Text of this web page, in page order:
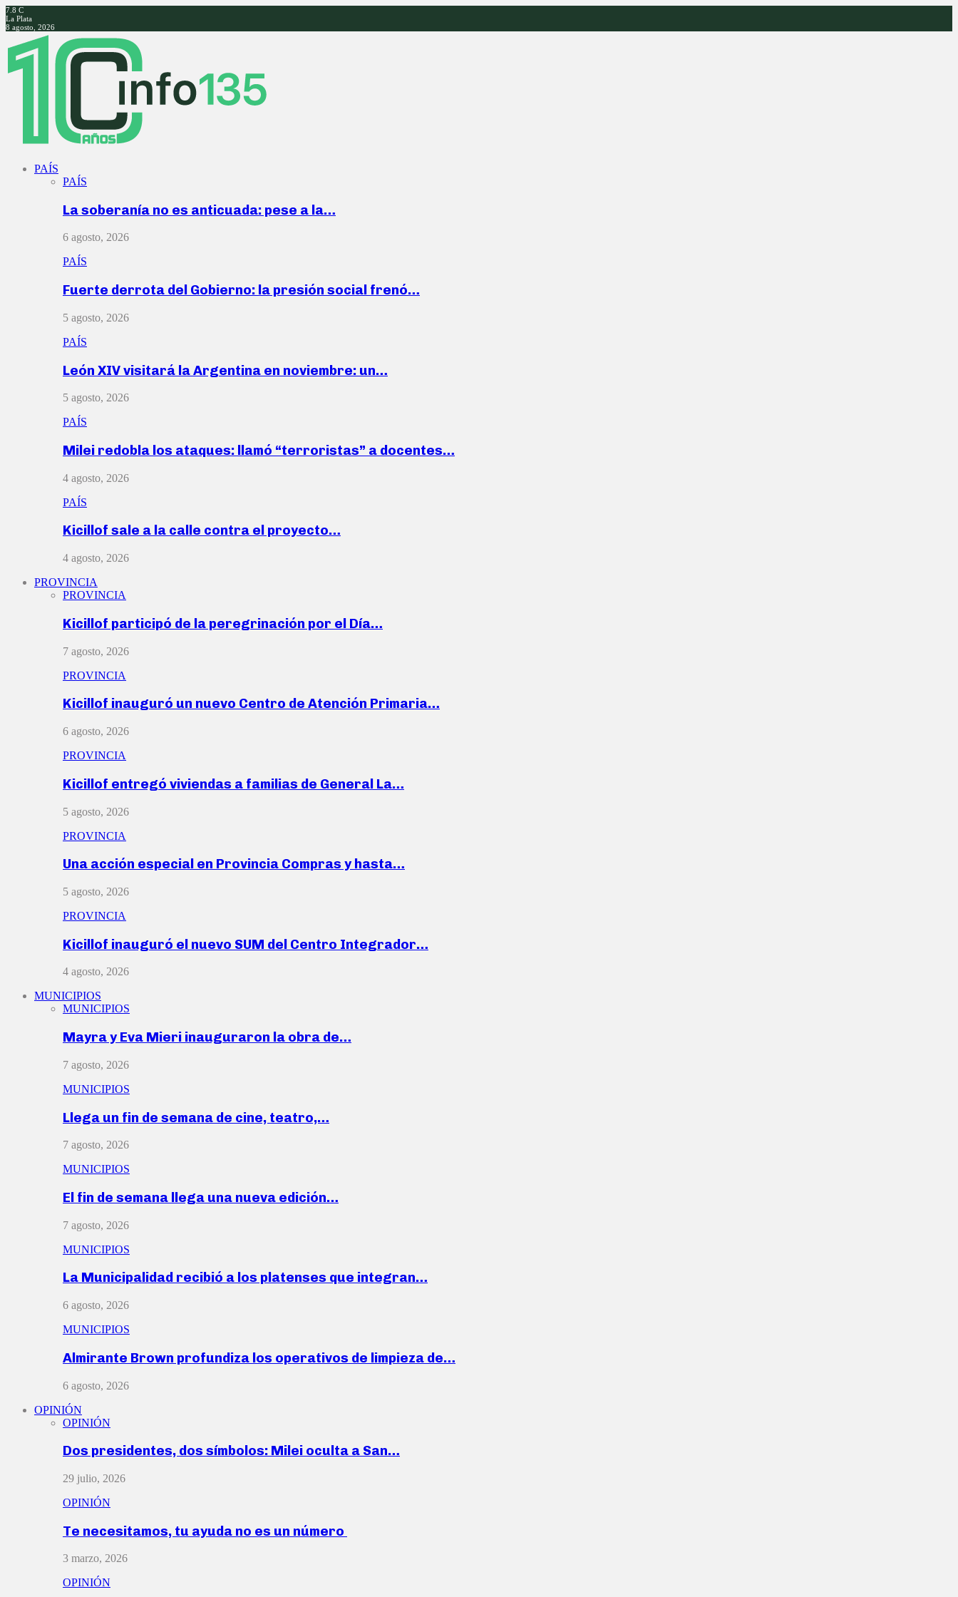
7.8 C
La Plata
8 agosto, 2026
Facebook
Twitter
Instagram
Youtube
PAÍS
PAÍS
La soberanía no es anticuada: pese a la…
6 agosto, 2026
PAÍS
Fuerte derrota del Gobierno: la presión social frenó…
5 agosto, 2026
PAÍS
León XIV visitará la Argentina en noviembre: un…
5 agosto, 2026
PAÍS
Milei redobla los ataques: llamó “terroristas” a docentes…
4 agosto, 2026
PAÍS
Kicillof sale a la calle contra el proyecto…
4 agosto, 2026
PROVINCIA
PROVINCIA
Kicillof participó de la peregrinación por el Día…
7 agosto, 2026
PROVINCIA
Kicillof inauguró un nuevo Centro de Atención Primaria…
6 agosto, 2026
PROVINCIA
Kicillof entregó viviendas a familias de General La…
5 agosto, 2026
PROVINCIA
Una acción especial en Provincia Compras y hasta…
5 agosto, 2026
PROVINCIA
Kicillof inauguró el nuevo SUM del Centro Integrador…
4 agosto, 2026
MUNICIPIOS
MUNICIPIOS
Mayra y Eva Mieri inauguraron la obra de…
7 agosto, 2026
MUNICIPIOS
Llega un fin de semana de cine, teatro,…
7 agosto, 2026
MUNICIPIOS
El fin de semana llega una nueva edición…
7 agosto, 2026
MUNICIPIOS
La Municipalidad recibió a los platenses que integran…
6 agosto, 2026
MUNICIPIOS
Almirante Brown profundiza los operativos de limpieza de…
6 agosto, 2026
OPINIÓN
OPINIÓN
Dos presidentes, dos símbolos: Milei oculta a San…
29 julio, 2026
OPINIÓN
Te necesitamos, tu ayuda no es un número
3 marzo, 2026
OPINIÓN